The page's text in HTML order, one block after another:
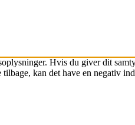
Hvis du giver dit
kan det have en negativ